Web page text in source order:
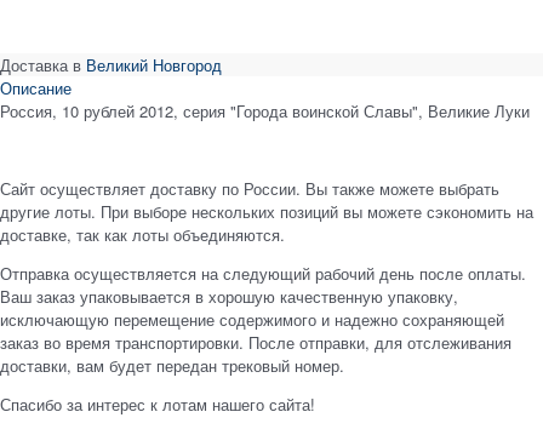
Доставка в Великий Новгород
Описание
Россия, 10 рублей 2012, серия "Города воинской Славы", Великие Луки
Сайт осуществляет доставку по России. Вы также можете выбрать
другие лоты. При выборе нескольких позиций вы можете сэкономить на
доставке, так как лоты объединяются.
Отправка осуществляется на следующий рабочий день после оплаты.
Ваш заказ упаковывается в хорошую качественную упаковку,
исключающую перемещение содержимого и надежно сохраняющей
заказ во время транспортировки. После отправки, для отслеживания
доставки, вам будет передан трековый номер.
Спасибо за интерес к лотам нашего сайта!